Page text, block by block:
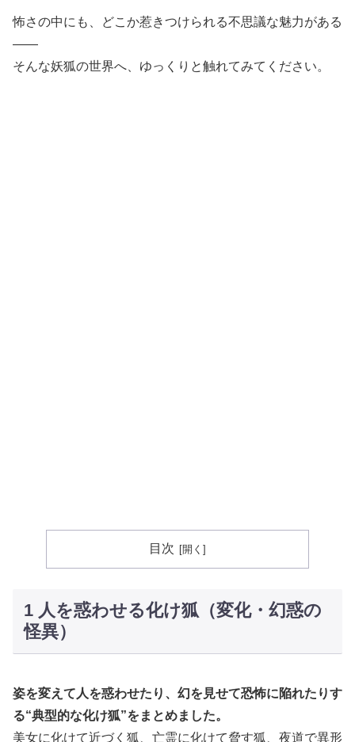
怖さの中にも、どこか惹きつけられる不思議な魅力がある
――
そんな妖狐の世界へ、ゆっくりと触れてみてください。
目次
1 人を惑わせる化け狐（変化・幻惑の
怪異）
姿を変えて人を惑わせたり、幻を見せて恐怖に陥れたりす
る“典型的な化け狐”をまとめました。
美女に化けて近づく狐、亡霊に化けて脅す狐、夜道で異形